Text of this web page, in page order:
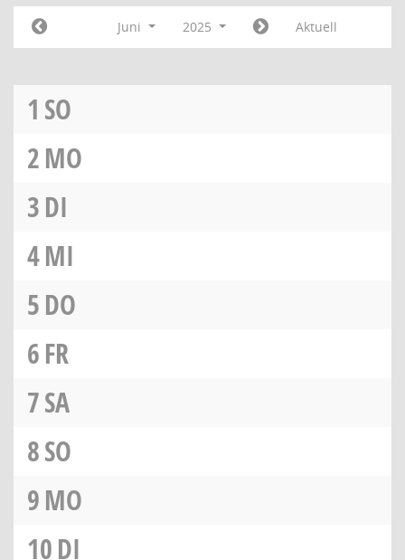
Juni 2025 Aktuell
1 SO
2MO
3DI
4MI
5DO
6FR
7SA
8SO
9MO
10DI